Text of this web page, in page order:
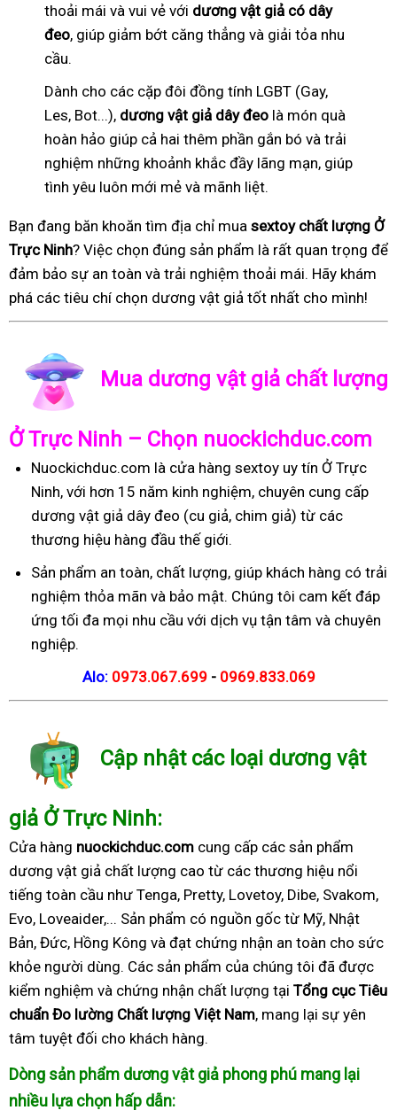
thoải mái và vui vẻ với dương vật giả có dây
đeo, giúp giảm bớt căng thẳng và giải tỏa nhu
cầu.
Dành cho các cặp đôi đồng tính LGBT (Gay,
Les, Bot...), dương vật giả dây đeo là món quà
hoàn hảo giúp cả hai thêm phần gắn bó và trải
nghiệm những khoảnh khắc đầy lãng mạn, giúp
tình yêu luôn mới mẻ và mãnh liệt.
Bạn đang băn khoăn tìm địa chỉ mua sextoy chất lượng Ở
Trực Ninh? Việc chọn đúng sản phẩm là rất quan trọng để
đảm bảo sự an toàn và trải nghiệm thoải mái. Hãy khám
phá các tiêu chí chọn dương vật giả tốt nhất cho mình!
Mua dương vật giả chất lượng
Ở Trực Ninh – Chọn nuockichduc.com
Nuockichduc.com là cửa hàng sextoy uy tín Ở Trực
Ninh, với hơn 15 năm kinh nghiệm, chuyên cung cấp
dương vật giả dây đeo (cu giả, chim giả) từ các
thương hiệu hàng đầu thế giới.
Sản phẩm an toàn, chất lượng, giúp khách hàng có trải
nghiệm thỏa mãn và bảo mật. Chúng tôi cam kết đáp
ứng tối đa mọi nhu cầu với dịch vụ tận tâm và chuyên
nghiệp.
Alo:0973.067.699 - 0969.833.069
Cập nhật các loại dương vật
giả Ở Trực Ninh:
Cửa hàng nuockichduc.com cung cấp các sản phẩm
dương vật giả chất lượng cao từ các thương hiệu nổi
tiếng toàn cầu như Tenga, Pretty, Lovetoy, Dibe, Svakom,
Evo, Loveaider,... Sản phẩm có nguồn gốc từ Mỹ, Nhật
Bản, Đức, Hồng Kông và đạt chứng nhận an toàn cho sức
khỏe người dùng. Các sản phẩm của chúng tôi đã được
kiểm nghiệm và chứng nhận chất lượng tại Tổng cục Tiêu
chuẩn Đo lường Chất lượng Việt Nam, mang lại sự yên
tâm tuyệt đối cho khách hàng.
Dòng sản phẩm dương vật giả phong phú mang lại
nhiều lựa chọn hấp dẫn: